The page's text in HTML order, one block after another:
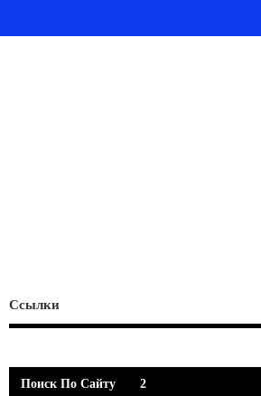
Ссылки
Поиск По Сайту 2